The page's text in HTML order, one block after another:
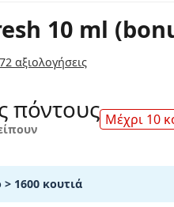
10 ml
αξιολογήσεις
πόντους Μέχρι 10
> 1600 κουτιά